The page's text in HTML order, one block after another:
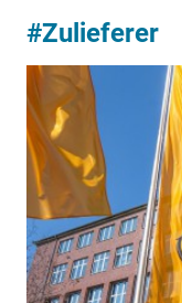
#Zulieferer